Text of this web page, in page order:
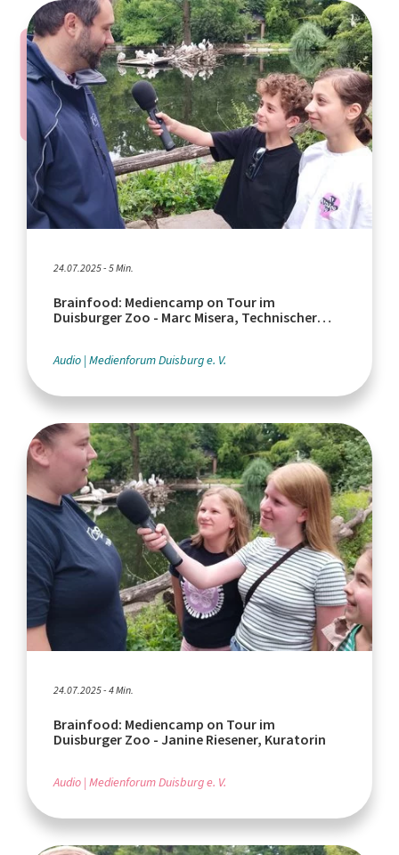
24.07.2025 - 5 Min.
Brainfood: Mediencamp on Tour im
Duisburger Zoo - Marc Misera, Technischer
Audio Medienforum Duisburg e. V.
24.07.2025 - 4 Min.
Brainfood: Mediencamp on Tour im
Duisburger Zoo - Janine Riesener, Kuratorin
Audio Medienforum Duisburg e. V.